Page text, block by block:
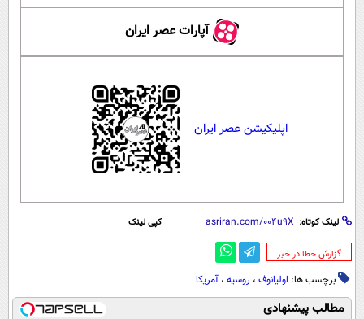
آپارات عصر ایران
اپلیکیشن عصر ایران
لینک کوتاه: کپی لینک
‌گزارش خطا در خبر
برچسب ها: اولیانوف ، روسیه ، آمریکا
مطالب پیشنهادی